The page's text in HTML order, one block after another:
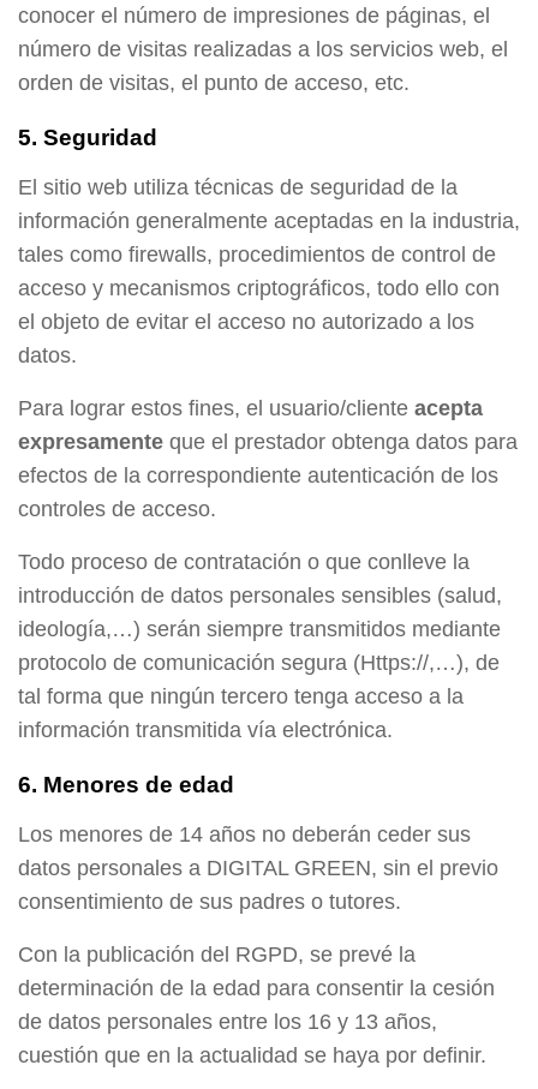
conocer el número de impresiones de páginas, el
número de visitas realizadas a los servicios web, el
orden de visitas, el punto de acceso, etc.
5. Seguridad
El sitio web utiliza técnicas de seguridad de la
información generalmente aceptadas en la industria,
tales como firewalls, procedimientos de control de
acceso y mecanismos criptográficos, todo ello con
el objeto de evitar el acceso no autorizado a los
datos.
Para lograr estos fines, el usuario/cliente acepta
expresamente que el prestador obtenga datos para
efectos de la correspondiente autenticación de los
controles de acceso.
Todo proceso de contratación o que conlleve la
introducción de datos personales sensibles (salud,
ideología,…) serán siempre transmitidos mediante
protocolo de comunicación segura (Https://,…), de
tal forma que ningún tercero tenga acceso a la
información transmitida vía electrónica.
6. Menores de edad
Los menores de 14 años no deberán ceder sus
datos personales a DIGITAL GREEN, sin el previo
consentimiento de sus padres o tutores.
Con la publicación del RGPD, se prevé la
determinación de la edad para consentir la cesión
de datos personales entre los 16 y 13 años,
cuestión que en la actualidad se haya por definir.